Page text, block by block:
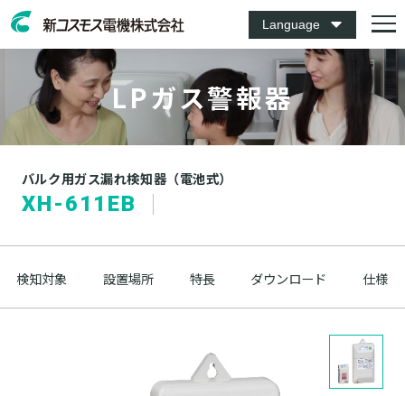
Language
LPガス警報器
バルク用ガス漏れ検知器（電池式）
XH-611EB
検知対象 設置場所 特長 ダウンロード 仕様